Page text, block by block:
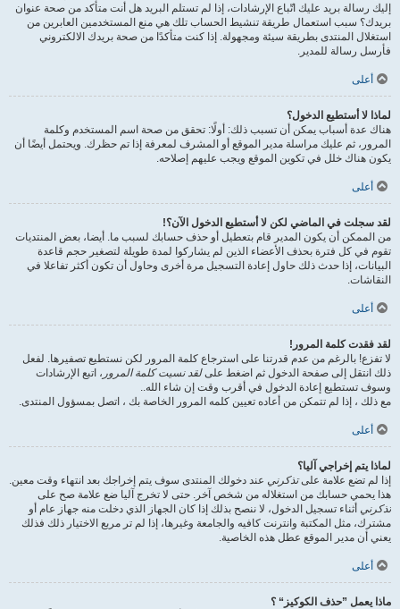
إليك رسالة بريد عليك اتّباع الإرشادات، إذا لم تستلم البريد هل أنت متأكد من صحة عنوان
بريدك؟ سبب استعمال طريقة تنشيط الحساب تلك هي منع المستخدمين العابرين من
استغلال المنتدى بطريقة سيئة ومجهولة. إذا كنت متأكدًا من صحة بريدك الالكتروني
فأرسل رسالة للمدير.
أعلى
لماذا لا أستطيع الدخول؟
هناك عدة أسباب يمكن أن تسبب ذلك: أولًا: تحقق من صحة اسم المستخدم وكلمة
المرور، ثم عليك مراسلة مدير الموقع أو المشرف لمعرفة إذا تم حظرك. ويحتمل أيضًا أن
يكون هناك خلل في تكوين الموقع ويجب عليهم إصلاحه.
أعلى
لقد سجلت في الماضي لكن لا أستطيع الدخول الآن؟!
من الممكن أن يكون المدير قام بتعطيل أو حذف حسابك لسبب ما. أيضا، بعض المنتديات
تقوم في كل فترة بحذف الأعضاء الذين لم يشاركوا لمدة طويلة لتصغير حجم قاعدة
البيانات، إذا حدث ذلك حاول إعادة التسجيل مرة أخرى وحاول أن تكون أكثر تفاعلا في
النقاشات.
أعلى
لقد فقدت كلمة المرور!
لا تفزع! بالرغم من عدم قدرتنا على استرجاع كلمة المرور لكن نستطيع تصفيرها. لفعل
ذلك انتقل إلى صفحة الدخول ثم اضغط علىلقد نسيت كلمة المرور ، اتبع الإرشادات
وسوف تستطيع إعادة الدخول في أقرب وقت إن شاء الله..
مع ذلك ، إذا لم تتمكن من أعاده تعيين كلمه المرور الخاصة بك ، اتصل بمسؤول المنتدى.
أعلى
لماذا يتم إخراجي آليا؟
إذا لم تضع علامة علىتذكرني عند دخولك المنتدى سوف يتم إخراجك بعد انتهاء وقت معين.
هذا يحمي حسابك من استغلاله من شخص آخر. حتى لا تخرج آليا ضع علامة صح على
تذكرني أثناء تسجيل الدخول، لا ننصح بذلك إذا كان الجهاز الذي دخلت منه جهاز عام أو
مشترك، مثل المكتبة وانترنت كافيه والجامعة وغيرها، إذا لم تر مربع الاختيار ذلك فذلك
يعني أن مدير الموقع عطل هذه الخاصية.
أعلى
ماذا يعمل ”حذف الكوكيز“ ؟